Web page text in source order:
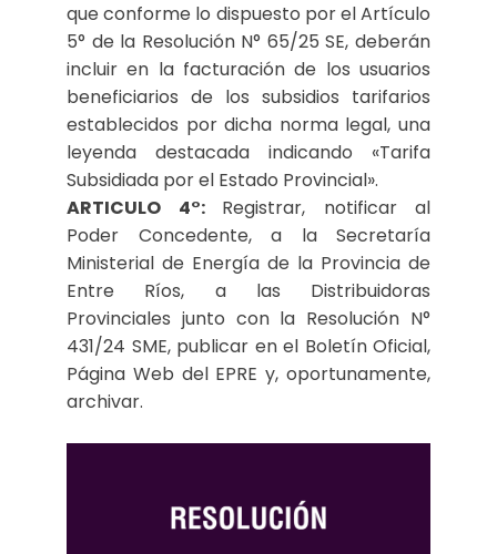
que conforme lo dispuesto por el Artículo
5° de la Resolución N° 65/25 SE, deberán
incluir en la facturación de los usuarios
beneficiarios de los subsidios tarifarios
establecidos por dicha norma legal, una
leyenda destacada indicando «Tarifa
Subsidiada por el Estado Provincial».
ARTICULO 4°: Registrar, notificar al
Poder Concedente, a la Secretaría
Ministerial de Energía de la Provincia de
Entre Ríos, a las Distribuidoras
Provinciales junto con la Resolución N°
431/24 SME, publicar en el Boletín Oficial,
Página Web del EPRE y, oportunamente,
archivar.